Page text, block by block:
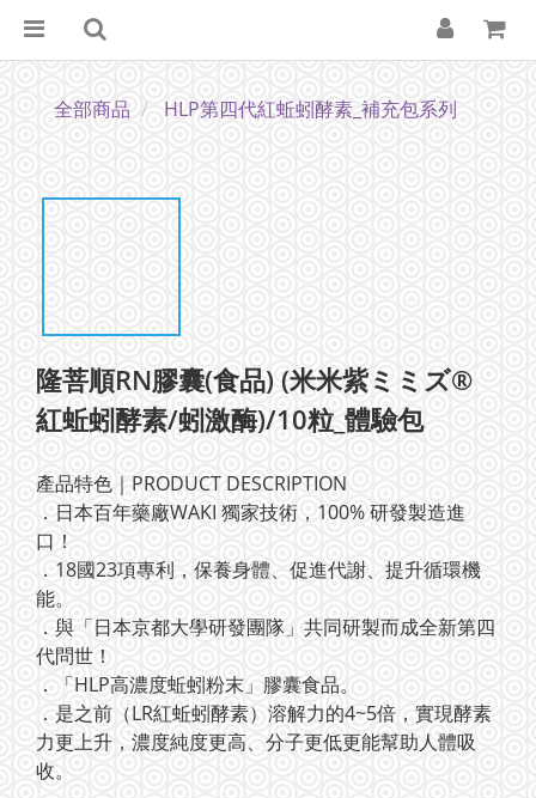
全部商品 HLP第四代紅蚯蚓酵素_補充包系列
隆菩順RN膠囊(食品) (米米紫ミミズ®
紅蚯蚓酵素/蚓激酶)/10粒_體驗包
產品特色｜PRODUCT DESCRIPTION
．日本百年藥廠WAKI 獨家技術，100% 研發製造進
口！
．18國23項專利，保養身體、促進代謝、提升循環機
能。
．與「日本京都大學研發團隊」共同研製而成全新第四
代問世！
．「HLP高濃度蚯蚓粉末」膠囊食品。
．是之前（LR紅蚯蚓酵素）溶解力的4~5倍，實現酵素
力更上升，濃度純度更高、分子更低更能幫助人體吸
收。